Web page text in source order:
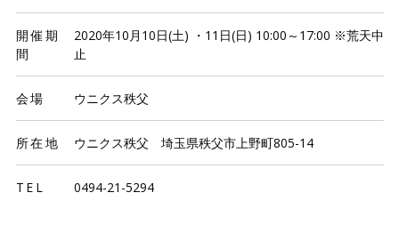
開催期
間
2020年10月10日(土) ・11日(日) 10:00～17:00 ※荒天中
止
会場 ウニクス秩父
所在地 ウニクス秩父 埼玉県秩父市上野町805-14
TEL 0494-21-5294